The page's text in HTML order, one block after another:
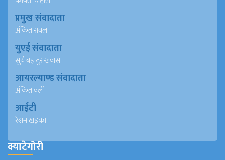
प्रमुख संवादाता
अंकित रावल
युएई संवादाता
सुर्य बहादुर खवास
आयरल्याण्ड संवादाता
अंकित वली
आईटी
रेशम खड्का
क्याटेगोरी